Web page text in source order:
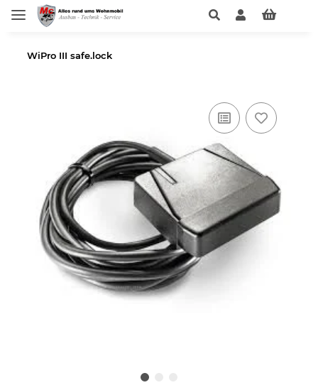
WiPro III safe.lock